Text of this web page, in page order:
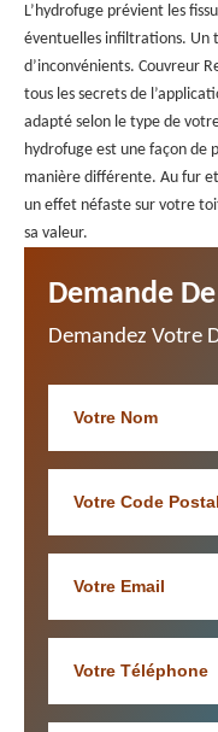
L’hydrofuge prévient les
éventuelles infiltrations. Un
d’inconvénients. Couvreur
tous les secrets de
adapté selon le type de
hydrofuge est une façon de
manière différente. Au fur
un effet néfaste sur votre
sa valeur.
Demande
Demandez Votre